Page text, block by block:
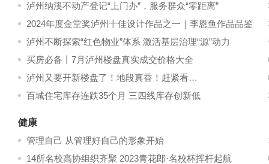
泸州纳溪不动产登记“上门办”，服务群众“零距离”
2024年度金堂奖泸州十佳设计作品之一｜李恩鱼作品品鉴
泸州不断探索“红色物业”体系 激活基层治理“源”动力
买房必备丨7月泸州楼盘真实成交价格大全
泸州又要开新楼盘了！地段真香！赶紧看…
百城住宅库存连跌35个月 三四线库存创新低
健康
管理自己 从管理好自己的形象开始
14所名校高协组织齐聚 2023青花郎·名校杯挥杆起航